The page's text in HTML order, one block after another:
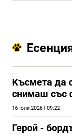
Kъсмета да
снимаш със
16 юли 2026 | 09:22
Герой -